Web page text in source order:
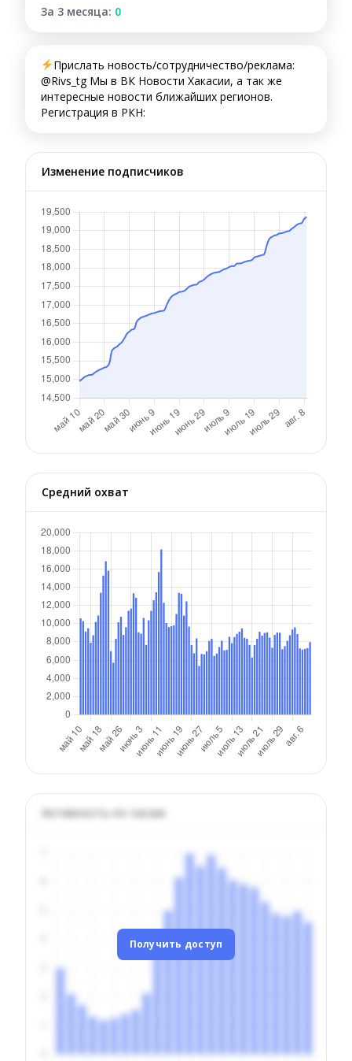
За 3 месяца: 0
Прислать новость/сотрудничество/реклама:
@Rivs_tg Мы в ВК Новости Хакасии, а так же
интересные новости ближайших регионов.
Регистрация в РКН:
Изменение подписчиков
Средний охват
Активность по часам
Получить доступ